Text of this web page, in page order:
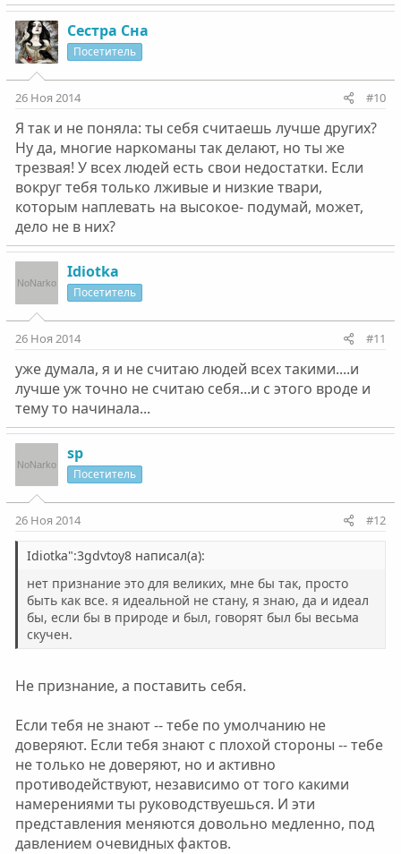
Сестра Сна
Посетитель
26 Ноя 2014 #10
Я так и не поняла: ты себя считаешь лучше других?
Ну да, многие наркоманы так делают, но ты же
трезвая! У всех людей есть свои недостатки. Если
вокруг тебя только лживые и низкие твари,
которым наплевать на высокое- подумай, может,
дело не в них?
Idiotka
Посетитель
26 Ноя 2014 #11
уже думала, я и не считаю людей всех такими....и
лучше уж точно не считаю себя...и с этого вроде и
тему то начинала...
sp
Посетитель
26 Ноя 2014 #12
Idiotka":3gdvtoy8 написал(а):
нет признание это для великих, мне бы так, просто
быть как все. я идеальной не стану, я знаю, да и идеал
бы, если бы в природе и был, говорят был бы весьма
скучен.
Не признание, а поставить себя.
Если тебя не знают -- тебе по умолчанию не
доверяют. Если тебя знают с плохой стороны -- тебе
не только не доверяют, но и активно
противодействуют, независимо от того какими
намерениями ты руководствуешься. И эти
представления меняются довольно медленно, под
давлением очевидных фактов.